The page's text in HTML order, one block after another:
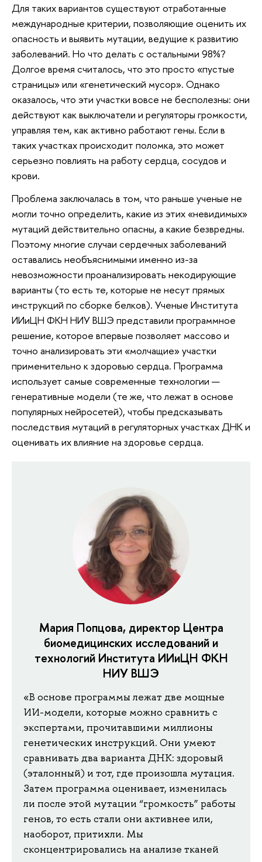
Для таких вариантов существуют отработанные
международные критерии, позволяющие оценить их
опасность и выявить мутации, ведущие к развитию
заболеваний. Но что делать с остальными 98%?
Долгое время считалось, что это просто «пустые
страницы» или «генетический мусор». Однако
оказалось, что эти участки вовсе не бесполезны: они
действуют как выключатели и регуляторы громкости,
управляя тем, как активно работают гены. Если в
таких участках происходит поломка, это может
серьезно повлиять на работу сердца, сосудов и
крови.
Проблема заключалась в том, что раньше ученые не
могли точно определить, какие из этих «невидимых»
мутаций действительно опасны, а какие безвредны.
Поэтому многие случаи сердечных заболеваний
оставались необъяснимыми именно из-за
невозможности проанализировать некодирующие
варианты (то есть те, которые не несут прямых
инструкций по сборке белков). Ученые Института
ИИиЦН ФКН НИУ ВШЭ представили программное
решение, которое впервые позволяет массово и
точно анализировать эти «молчащие» участки
применительно к здоровью сердца. Программа
использует самые современные технологии —
генеративные модели (те же, что лежат в основе
популярных нейросетей), чтобы предсказывать
последствия мутаций в регуляторных участках ДНК и
оценивать их влияние на здоровье сердца.
Мария Попцова, директор Центра
биомедицинских исследований и
технологий Института ИИиЦН ФКН
НИУ ВШЭ
«В основе программы лежат две мощные
ИИ-модели, которые можно сравнить с
экспертами, прочитавшими миллионы
генетических инструкций. Они умеют
сравнивать два варианта ДНК: здоровый
(эталонный) и тот, где произошла мутация.
Затем программа оценивает, изменилась
ли после этой мутации “громкость” работы
генов, то есть стали они активнее или,
наоборот, притихли. Мы
сконцентрировались на анализе тканей